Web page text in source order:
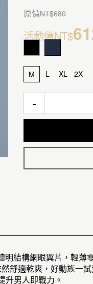
原價NT$680
活動價NT$
M L XL 2X
-
結構網眼翼片，輕薄
舒適乾爽，好動族一試
升男人即戰力。